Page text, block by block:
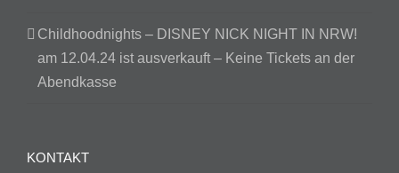
Childhoodnights – DISNEY NICK NIGHT IN NRW!
am 12.04.24 ist ausverkauft – Keine Tickets an der
Abendkasse
KONTAKT